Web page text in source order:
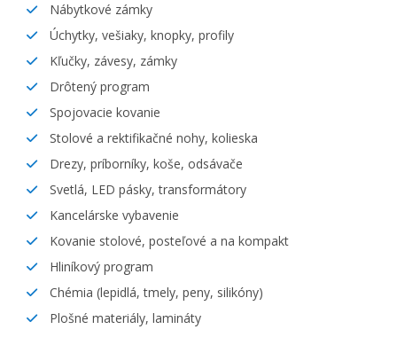
Nábytkové zámky
Úchytky, vešiaky, knopky, profily
Kľučky, závesy, zámky
Drôtený program
Spojovacie kovanie
Stolové a rektifikačné nohy, kolieska
Drezy, príborníky, koše, odsávače
Svetlá, LED pásky, transformátory
Kancelárske vybavenie
Kovanie stolové, posteľové a na kompakt
Hliníkový program
Chémia (lepidlá, tmely, peny, silikóny)
Plošné materiály, lamináty